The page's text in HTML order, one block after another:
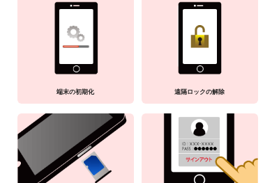
端末の初期化 遠隔ロックの解除